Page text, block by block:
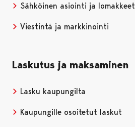
Sähköinen asiointi ja lomakkeet
Viestintä ja markkinointi
Laskutus ja maksaminen
Lasku kaupungilta
Kaupungille osoitetut laskut